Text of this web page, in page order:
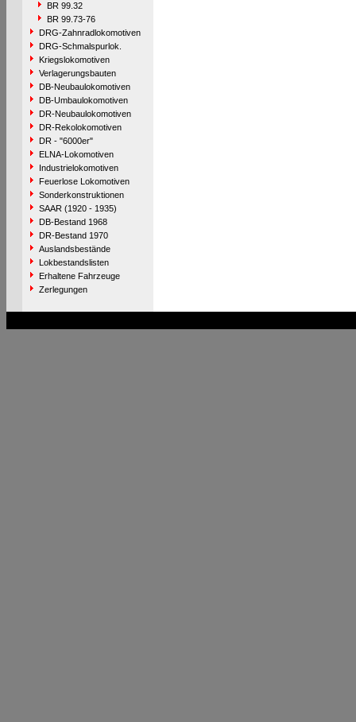
BR 99.32
BR 99.73-76
DRG-Zahnradlokomotiven
DRG-Schmalspurlok.
Kriegslokomotiven
Verlagerungsbauten
DB-Neubaulokomotiven
DB-Umbaulokomotiven
DR-Neubaulokomotiven
DR-Rekolokomotiven
DR - "6000er"
ELNA-Lokomotiven
Industrielokomotiven
Feuerlose Lokomotiven
Sonderkonstruktionen
SAAR (1920 - 1935)
DB-Bestand 1968
DR-Bestand 1970
Auslandsbestände
Lokbestandslisten
Erhaltene Fahrzeuge
Zerlegungen